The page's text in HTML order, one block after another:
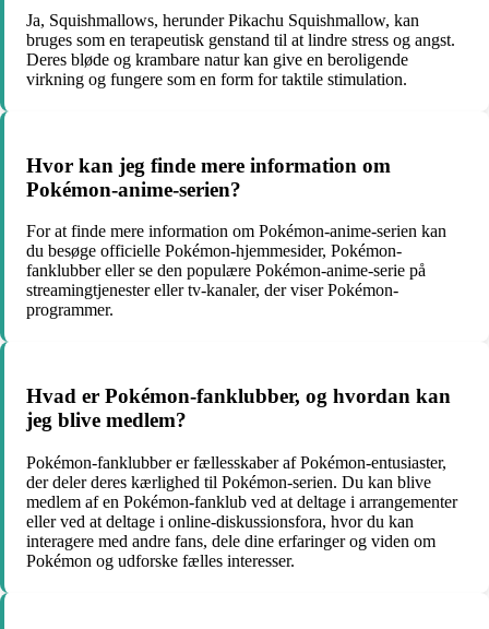
Ja, Squishmallows, herunder Pikachu Squishmallow, kan
bruges som en terapeutisk genstand til at lindre stress og angst.
Deres bløde og krambare natur kan give en beroligende
virkning og fungere som en form for taktile stimulation.
Hvor kan jeg finde mere information om
Pokémon-anime-serien?
For at finde mere information om Pokémon-anime-serien kan
du besøge officielle Pokémon-hjemmesider, Pokémon-
fanklubber eller se den populære Pokémon-anime-serie på
streamingtjenester eller tv-kanaler, der viser Pokémon-
programmer.
Hvad er Pokémon-fanklubber, og hvordan kan
jeg blive medlem?
Pokémon-fanklubber er fællesskaber af Pokémon-entusiaster,
der deler deres kærlighed til Pokémon-serien. Du kan blive
medlem af en Pokémon-fanklub ved at deltage i arrangementer
eller ved at deltage i online-diskussionsfora, hvor du kan
interagere med andre fans, dele dine erfaringer og viden om
Pokémon og udforske fælles interesser.